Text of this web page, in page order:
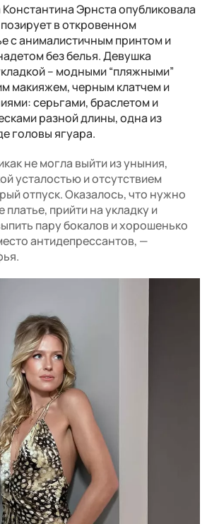
Эрнста опубликовала
в откровенном
с анималистичным принтом и
без белья. Девушка
– модными “пляжными”
макияжем, черным клатчем и
серьгами, браслетом и
разной длины, одна из
головы ягуара.
не могла выйти из уныния,
усталостью и отсутствием
отпуск. Оказалось, что нужно
платье, прийти на укладку и
пару бокалов и хорошенько
антидепрессантов, —